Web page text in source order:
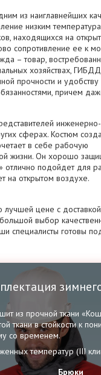
из наиглавнейших
низким
находящихся на
сопротивление ее к
– товар,
хозяйствах,
прочности и удобству
причем
инженерно-
сферах. Костюм
в себе рабочую
жизни. Он хорошо
подойдет для
на открытом воздухе.
цене с
выбор
специалисты готовы
из прочной ткани
ткани в стойкости к
со временем.
температур (III
Брюки